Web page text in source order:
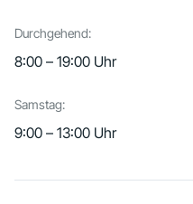
Durchgehend:
8:00 – 19:00 Uhr
Samstag:
9:00 – 13:00 Uhr